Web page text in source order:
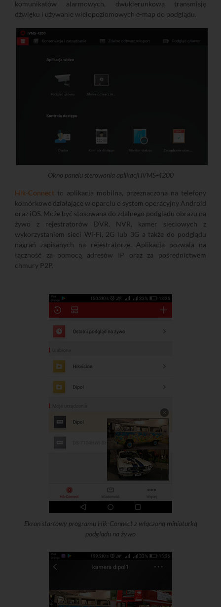
komunikatów alarmowych, dwukierunkową transmisję
dźwięku i używanie wielopoziomowych e-map do podglądu.
Okno panelu sterowania aplikacji iVMS-4200
Hik-Connect to aplikacja mobilna, przeznaczona na telefony
komórkowe działające w oparciu o system operacyjny Android
oraz iOS. Może być stosowana do zdalnego podglądu obrazu na
żywo z rejestratorów DVR, NVR, kamer sieciowych z
wykorzystaniem sieci Wi-Fi, 2G lub 3G a także do podglądu
nagrań zapisanych na rejestratorze. Aplikacja pozwala na
łączność za pomocą adresów IP oraz za pośrednictwem
chmury P2P.
Ekran startowy programu Hik-Connect z włączoną miniaturką
podglądu na żywo